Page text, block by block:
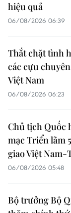
hiệu quả
06/08/2026 06:39
Thắt chặt tình
các cựu
Việt Nam
06/08/2026 06:23
Chủ tịch Quốc
mạc Triển lãm
giao Việt Nam-
06/08/2026 05:48
Bộ trưởng Bộ